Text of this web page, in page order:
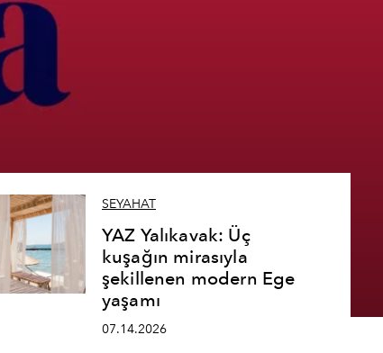
SEYAHAT
YAZ Yalıkavak: Üç
kuşağın mirasıyla
şekillenen modern Ege
yaşamı
07.14.2026